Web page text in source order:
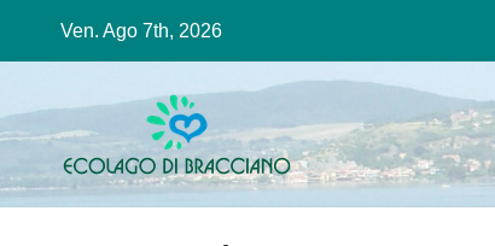
Ven. Ago 7th, 2026